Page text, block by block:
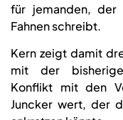
für jemanden, der
Fahnen schreibt.
Kern zeigt damit
mit der
Konflikt mit den
Juncker wert, der